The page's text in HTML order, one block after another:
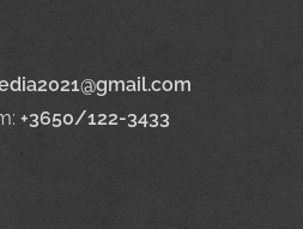
+3650/122-3433